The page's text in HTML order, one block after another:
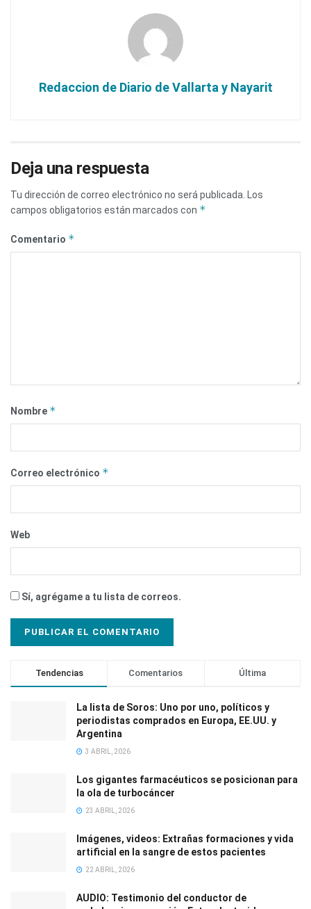
Redaccion de Diario de Vallarta y Nayarit
Deja una respuesta
Tu dirección de correo electrónico no será publicada.
Los
campos obligatorios están marcados con *
Comentario *
Nombre *
Correo electrónico *
Web
Sí, agrégame a tu lista de correos.
Tendencias Comentarios Última
La lista de Soros: Uno por uno, políticos y
periodistas comprados en Europa, EE.UU. y
Argentina
3 ABRIL, 2026
Los gigantes farmacéuticos se posicionan para
la ola de turbocáncer
23 ABRIL, 2026
Imágenes, videos: Extrañas formaciones y vida
artificial en la sangre de estos pacientes
22 ABRIL, 2026
AUDIO: Testimonio del conductor de